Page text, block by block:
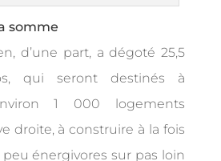
somme
d’une part, a dégoté 25,5
qui seront destinés à
1 000 logements
droite, à construire à la fois
énergivores sur pas loin